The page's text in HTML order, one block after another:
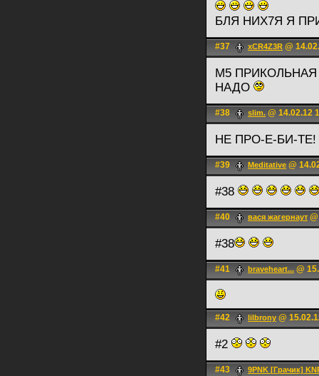
БЛЯ НИХ7Я Я
#37 xCR4Z3R @
М5
НАДО
#38 slim. @ 14.02.12
НЕ ПРО-Е-БИ-ТЕ!
#39 Meditative @
#38
#40 вася жагернаут
#38
#41 braveheart... @
#42 lilbrony @
#2
#43 9PNK [Грачик]